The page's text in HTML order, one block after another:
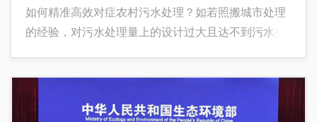
如何精准高效对症农村污水处理？如若照搬城市处理
的经验，对污水处理量上的设计过大且达不到污水处
适用范围，所以必须因地制宜地选取农村污水处理技
术模式，无论是建设模式亦或处理技术。